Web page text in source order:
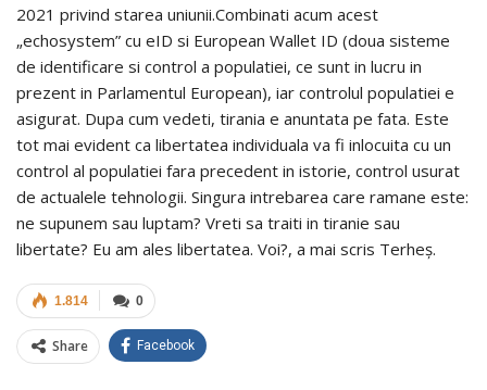
2021 privind starea uniunii.Combinati acum acest
„echosystem” cu eID si European Wallet ID (doua sisteme
de identificare si control a populatiei, ce sunt in lucru in
prezent in Parlamentul European), iar controlul populatiei e
asigurat. Dupa cum vedeti, tirania e anuntata pe fata. Este
tot mai evident ca libertatea individuala va fi inlocuita cu un
control al populatiei fara precedent in istorie, control usurat
de actualele tehnologii. Singura intrebarea care ramane este:
ne supunem sau luptam? Vreti sa traiti in tiranie sau
libertate? Eu am ales libertatea. Voi?, a mai scris Terheș.
0
1.814
Share Facebook